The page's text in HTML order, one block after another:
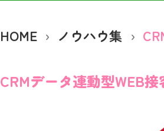
HOME ノウハウ集
CRMデータ連動型WEB